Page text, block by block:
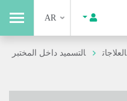
AR
العلاجات
التسميد داخل المختبر